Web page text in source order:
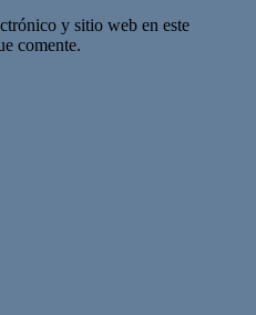
y sitio web en este
comente.